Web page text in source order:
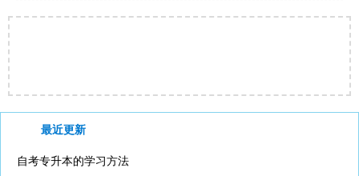
最近更新
自考专升本的学习方法